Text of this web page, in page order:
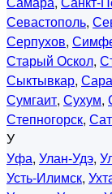
Севастополь,
Серпухов,
Старый Оскол,
Сыктывкар,
Сумгаит, Сухум,
Степногорск,
У
Уфа, Улан-Удэ,
Усть-Илимск,